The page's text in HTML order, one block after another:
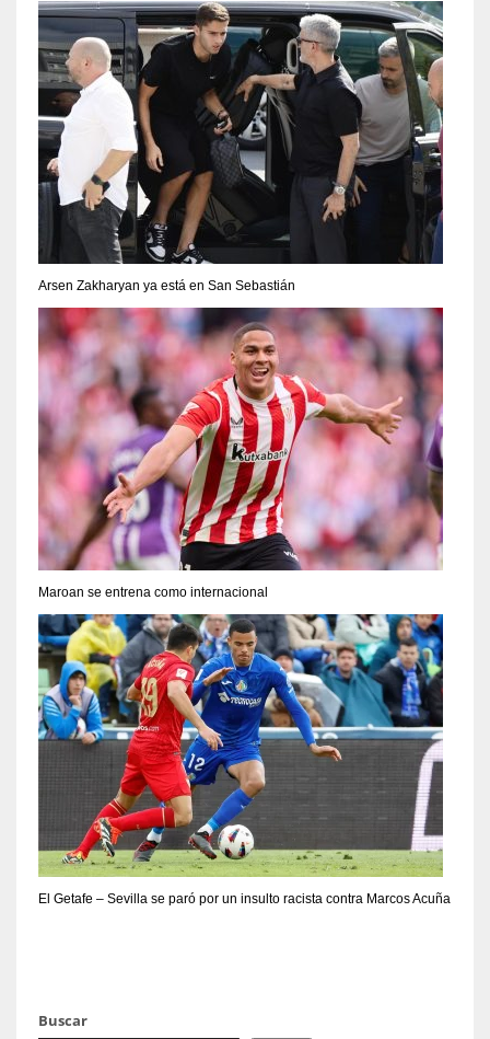
Arsen Zakharyan ya está en San Sebastián
Maroan se entrena como internacional
El Getafe – Sevilla se paró por un insulto racista contra Marcos Acuña
Buscar